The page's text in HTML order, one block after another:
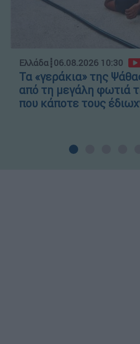
Ελλάδα┋06.08.2026 10:30
Τα «γεράκια» της
από τη μεγάλη φωτιά
που κάποτε τους